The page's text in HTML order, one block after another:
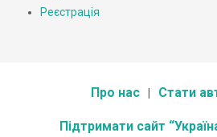
Реєстрація
Про нас Стати
Підтримати сайт